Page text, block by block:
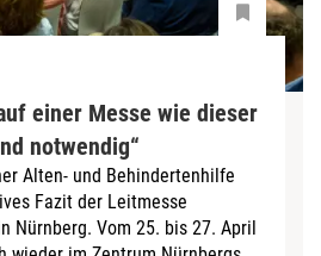
einer Messe wie dieser
notwendig“
Alten- und Behindertenhilfe
Fazit der Leitmesse
Nürnberg. Vom 25. bis 27. April